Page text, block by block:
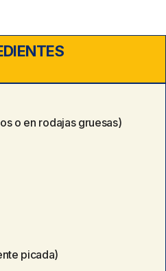
o en rodajas gruesas)
picada)